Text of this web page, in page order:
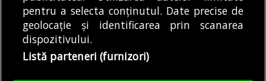
Noi
Kit
Confidențialitate
Policy (EU)
Policy
Tweet
Facebook
Share this selection
Tweet
pentru a selecta conținutul. Date precise de
geolocație și identificarea prin scanarea
dispozitivului.
Listă parteneri (furnizori)